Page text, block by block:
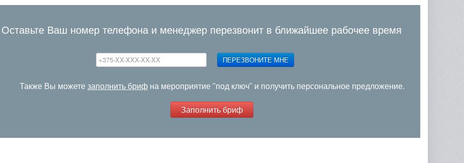
Оставьте Ваш номер телефона и менеджер перезвонит в ближайшее рабочее время
ПЕРЕЗВОНИТЕ МНЕ
Также Вы можете заполнить брифна мероприятие "под ключ" и получить персональное предложение.
Заполнить бриф